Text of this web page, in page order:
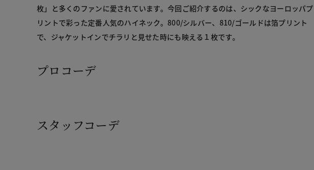
枚」と多くのファンに愛されています。今回ご紹介するのは、シックなヨーロッパプ
リントで彩った定番人気のハイネック。800/シルバー、810/ゴールドは箔プリント
で、ジャケットインでチラリと見せた時にも映える１枚です。
プロコーデ
スタッフコーデ